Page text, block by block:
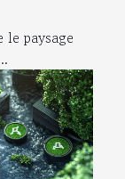
paysage